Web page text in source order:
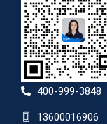
400-999-3848
13600016906